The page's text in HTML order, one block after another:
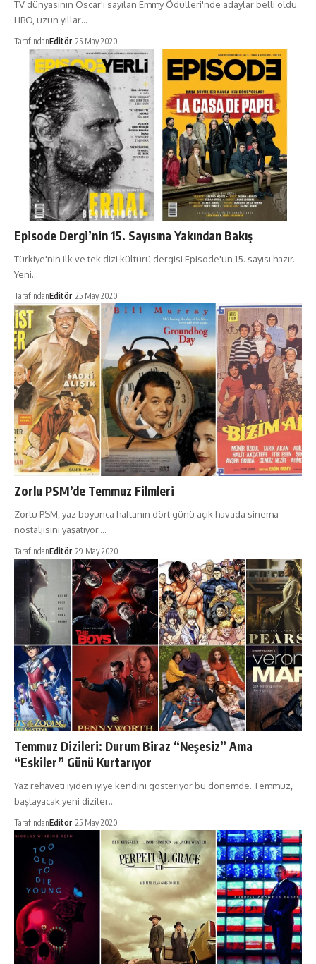
TV dünyasının Oscar'ı sayılan Emmy Ödülleri'nde adaylar belli oldu.
HBO, uzun yıllar…
TarafındanEditör 25 May 2020
Episode Dergi’nin 15. Sayısına Yakından Bakış
Türkiye'nin ilk ve tek dizi kültürü dergisi Episode'un 15. sayısı hazır.
Yeni…
TarafındanEditör 25 May 2020
Zorlu PSM’de Temmuz Filmleri
Zorlu PSM, yaz boyunca haftanın dört günü açık havada sinema
nostaljisini yaşatıyor.…
TarafındanEditör 29 May 2020
Temmuz Dizileri: Durum Biraz “Neşesiz” Ama
“Eskiler” Günü Kurtarıyor
Yaz rehaveti iyiden iyiye kendini gösteriyor bu dönemde. Temmuz,
başlayacak yeni diziler…
TarafındanEditör 25 May 2020